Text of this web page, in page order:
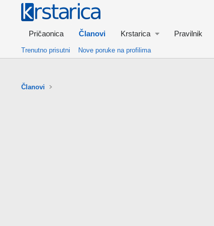
Pričaonica Članovi Krstarica Pravilnik
Trenutno prisutni Nove poruke na profilima
Članovi